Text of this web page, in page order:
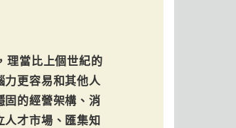
理當比上個世紀的
力更容易和其他人
固的經營架構、消
人才市場、匯集知